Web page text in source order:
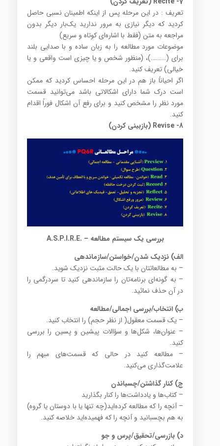
تعریف : در این مرحله پس از اینکه اطمینان نسبی حاصل
کردید که دیگر نیازی به مرور ندارید یک‌بار دیگر بدون
مراجعه به متن (فقط با اشاره‌ای کوتاه و سریع)
موضوعات مورد مطالعه را به زبان ساده و با صدایی بلند
برای (……….)، (منظور شخص و یا چیزی است واقعی و یا
خیالی) تعریف کنید.
اگر احیاناً باز هم در این مرحله احساس کردید که ممکن
است درک شما دارای اشکالاتی باشد می‌توانید قسمت
مورد نظر را مشخص کنید و برای رفع آن اشکال فوراً اقدام
کنید.
8- Revise (بازبینی کردن)
بررسی یک سیستم مطالعه – .A.S.P.I.R.E
الف) نزدیک شدن/خواستن/سازماندهی
– به مطالعاتتان با یک حالت مثبت نزدیک شوید.
– به گونه‌ای برنامه‌تان را سازماندهی کنید تا سردرگمی را
در آن حذف نمائید.
ب) انتخاب/بررسی اجمالی/مطالعه
– یک قسمت معقول( از نظر حجم) را انتخاب کنید.
– عنوان‌ها، ‌شکل‌ها و سؤالات پیشین و پسین را بررسی
کنید.
– مطالعه کنید در حالی که قسمت‌های مبهم را
علامت‌گذاری می‌کنید.
ج) کنار گذاشتن/چسباندن
– کتاب‌ها و یادداشت‌ها را کنار بگذارید
– آنچه را که مطالعه کرده‌اید(چه تنها یا با دوستان یا گروه)
به هم بچسبانید و آنچه را که فهمیده‌اید خلاصه کنید.
د) بازرسی/تحقیق/پرس و جو